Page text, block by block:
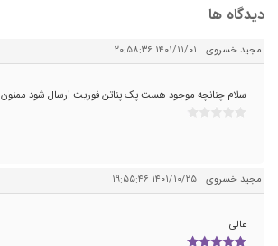
دیدگاه ها
مجید خسروی ۱۴۰۱/۱۱/۰۱ ۲۰:۵۸:۳۶
سلام چنانچه موجود هست پک پناتن فوریت ارسال شود ممنون
مجید خسروی ۱۴۰۱/۱۰/۲۵ ۱۹:۵۵:۴۶
عالی